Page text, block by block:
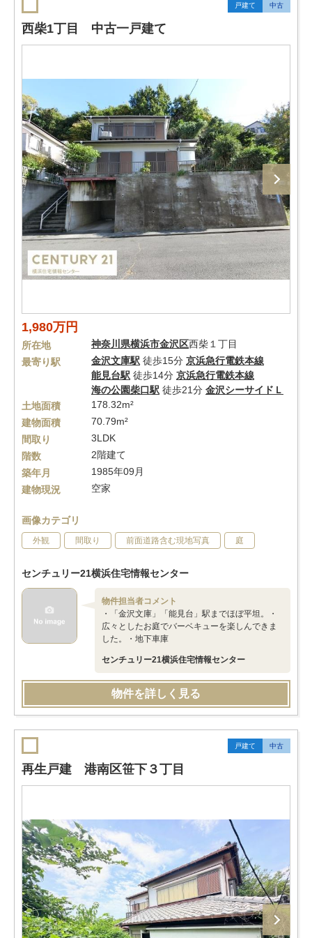
戸建て 中古
西柴1丁目 中古一戸建て
1,980万円
所在地 神奈川県横浜市金沢区西柴１丁目
最寄り駅
金沢文庫駅 徒歩15分 京浜急行電鉄本線
能見台駅 徒歩14分 京浜急行電鉄本線
海の公園柴口駅 徒歩21分 金沢シーサイドＬ
土地面積
178.32m²
建物面積
70.79m²
間取り
3LDK
階数
2階建て
築年月
1985年09月
建物現況
空家
画像カテゴリ
外観 間取り 前面道路含む現地写真 庭
センチュリー21横浜住宅情報センター
物件担当者コメント
・「金沢文庫」「能見台」駅までほぼ平坦。・
広々としたお庭でバーベキューを楽しんできま
した。・地下車庫
センチュリー21横浜住宅情報センター
物件を詳しく見る
戸建て 中古
再生戸建 港南区笹下３丁目